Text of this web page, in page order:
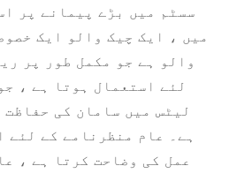
سسٹم میں بڑے پیمانے پر
میں ، ایک چیک والو ایک
والو ہے جو مکمل طور پر
لئے استعمال ہوتا ہے ،
لیٹس میں سامان کی
ہے۔ عام منظرنامے کے لئے
عمل کی وضاحت کرتا ہے ،